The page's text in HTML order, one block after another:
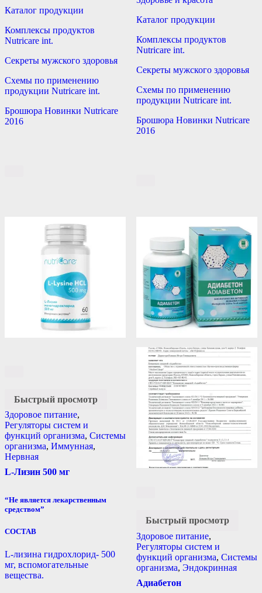
Каталог продукции
Комплексы продуктов
Nutricare int.
Секреты мужского здоровья
Схемы по применению
продукции Nutricare int.
Брошюра Новинки Nutricare
2016
Каталог продукции
Комплексы продуктов
Nutricare int.
Секреты мужского здоровья
Схемы по применению
продукции Nutricare int.
Брошюра Новинки Nutricare
2016
Быстрый просмотр
Здоровое питание,
Регуляторы систем и
функций организма, Системы
организма, Иммунная,
Нервная
L-Лизин 500 мг
“Не является лекарственным
средством”
СОСТАВ
L-лизина гидрохлорид- 500
мг, вспомогательные
вещества.
Быстрый просмотр
Здоровое питание,
Регуляторы систем и
функций организма, Системы
организма, Эндокринная
Адиабетон